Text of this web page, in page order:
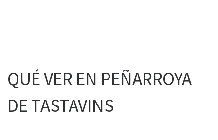
QUÉ VER EN PEÑARROYA
DE TASTAVINS